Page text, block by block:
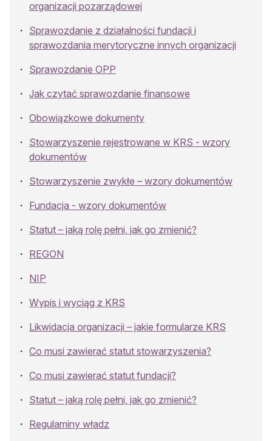
organizacji pozarządowej
Sprawozdanie z działalności fundacji i
sprawozdania merytoryczne innych organizacji
Sprawozdanie OPP
Jak czytać sprawozdanie finansowe
Obowiązkowe dokumenty
Stowarzyszenie rejestrowane w KRS - wzory
dokumentów
Stowarzyszenie zwykłe – wzory dokumentów
Fundacja - wzory dokumentów
Statut – jaką rolę pełni, jak go zmienić?
REGON
NIP
Wypis i wyciąg z KRS
Likwidacja organizacji – jakie formularze KRS
Co musi zawierać statut stowarzyszenia?
Co musi zawierać statut fundacji?
Statut – jaką rolę pełni, jak go zmienić?
Regulaminy władz